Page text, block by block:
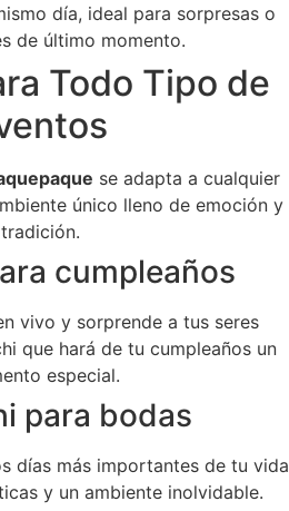
día, ideal para sorpresas o
de último momento.
Todo Tipo de
se adapta a cualquier
único lleno de emoción y
tradición.
cumpleaños
vivo y sorprende a tus seres
que hará de tu cumpleaños un
especial.
para bodas
días más importantes de tu vida
y un ambiente inolvidable.